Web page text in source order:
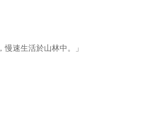
速生活於山林中。」